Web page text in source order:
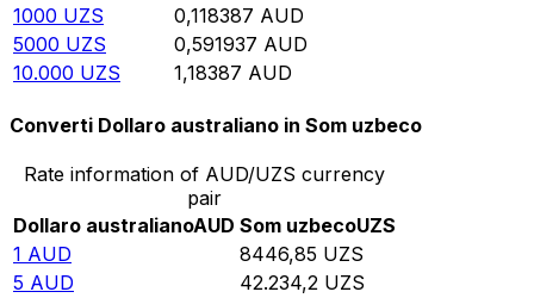
1000 UZS 0,118387 AUD
5000 UZS 0,591937 AUD
10.000 UZS 1,18387 AUD
Converti Dollaro australiano in Som uzbeco
Rate information of AUD/UZS currency
pair
Dollaro australianoAUD Som uzbecoUZS
1 AUD 8446,85 UZS
5 AUD 42.234,2 UZS